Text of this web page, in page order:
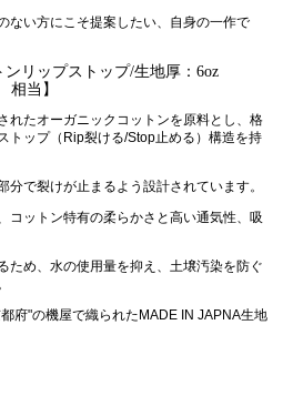
ない方にこそ提案したい、自身の一作で
ンリップストップ/生地厚：6oz
相当】
れたオーガニックコットンを原料とし、格
トップ（Rip裂ける/Stop止める）構造を持
で裂けが止まるよう設計されています。
コットン特有の柔らかさと高い通気性、吸
ため、水の使用量を抑え、土壌汚染を防ぐ
府"の機屋で織られたMADE IN JAPNA生地